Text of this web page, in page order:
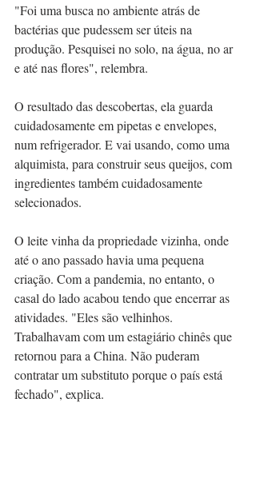
"Foi uma busca no ambiente atrás de
bactérias que pudessem ser úteis na
produção. Pesquisei no solo, na água, no ar
e até nas flores", relembra.
O resultado das descobertas, ela guarda
cuidadosamente em pipetas e envelopes,
num refrigerador. E vai usando, como uma
alquimista, para construir seus queijos, com
ingredientes também cuidadosamente
selecionados.
O leite vinha da propriedade vizinha, onde
até o ano passado havia uma pequena
criação. Com a pandemia, no entanto, o
casal do lado acabou tendo que encerrar as
atividades. "Eles são velhinhos.
Trabalhavam com um estagiário chinês que
retornou para a China. Não puderam
contratar um substituto porque o país está
fechado", explica.